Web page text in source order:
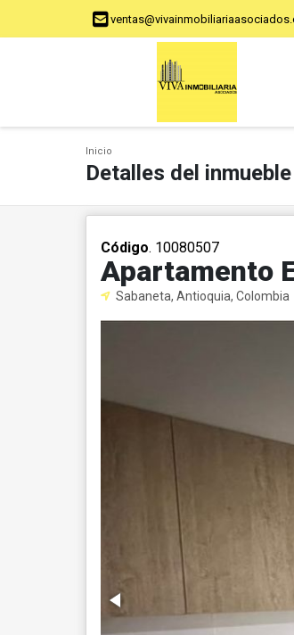
Inicio
Detalles del inmueble
Código. 10080507
Apartamento
Sabaneta, Antioquia, Colombia